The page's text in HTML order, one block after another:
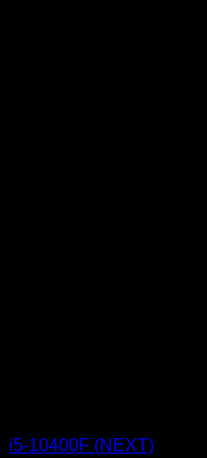
i5-10400F (NEXT)